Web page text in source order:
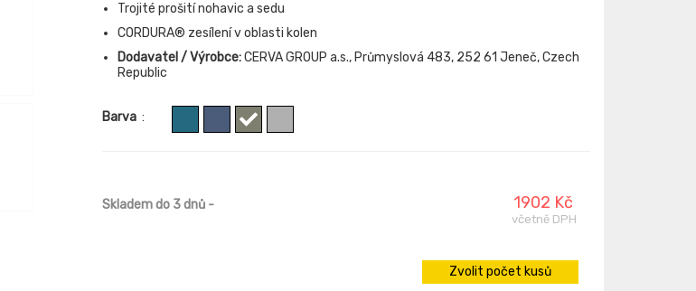
Trojité prošití nohavic a sedu
CORDURA® zesílení v oblasti kolen
Dodavatel / Výrobce:CERVA GROUP a.s., Průmyslová 483, 252 61 Jeneč, Czech
Republic
Barva :
Skladem do 3 dnů - 1902 Kč
včetně DPH
Zvolit počet kusů